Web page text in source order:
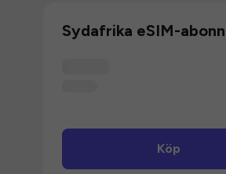
Sydafrika eSIM-
Köp